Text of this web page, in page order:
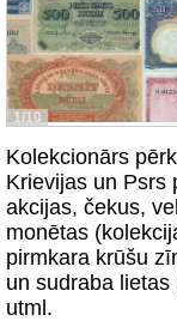
1/10
Kolekcionārs
Krievijas un Psrs
akcijas, čekus,
monētas
pirmkara krūšu
un sudraba
utml.